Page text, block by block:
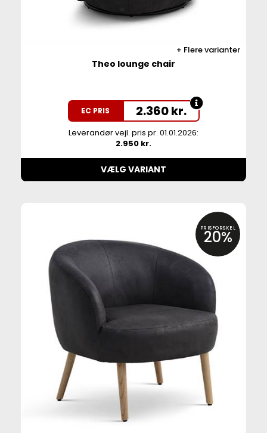
Flere varianter
Theo lounge chair
EC PRIS 2.360kr.
Leverandør vejl. pris pr. 01.01.2026:
2.950 kr.
VÆLG VARIANT
PRISFORSKEL
20%